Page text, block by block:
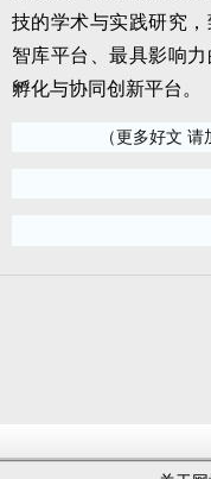
技的学术与实践研究
智库平台、最具影响
孵化与协同创新平台。
（更多好文